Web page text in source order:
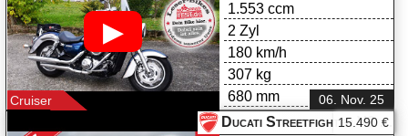
▶
06. Nov. 25
Cruiser
1.553 ccm
2 Zyl
180 km/h
307 kg
680 mm
Ducati Streetfighter V2 Test 2025
15.490 €